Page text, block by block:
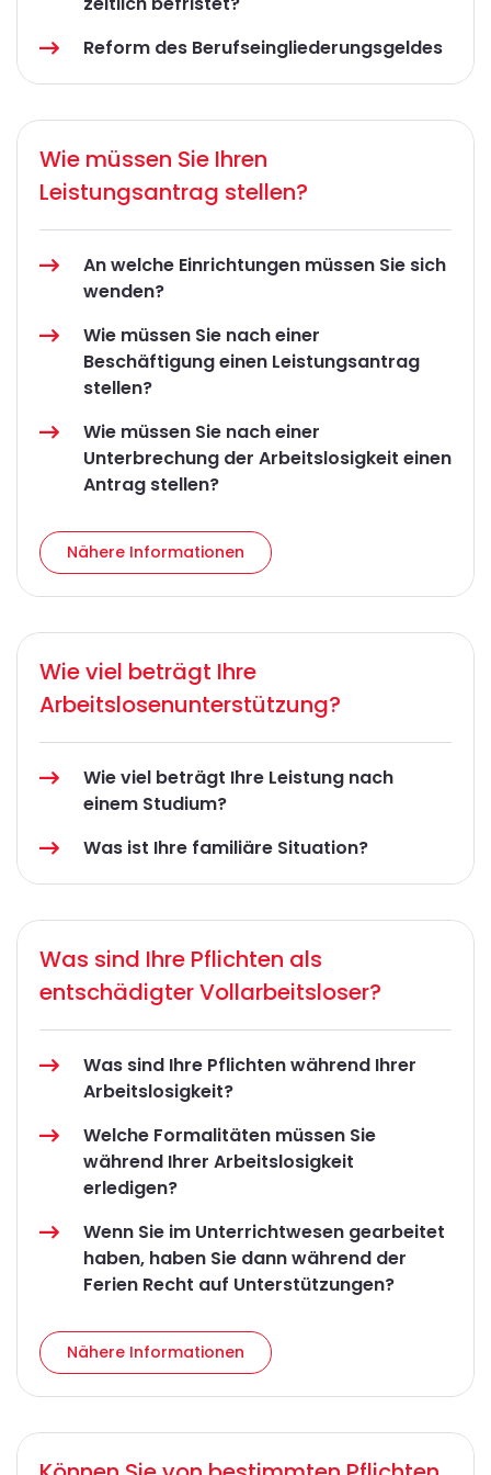
Reform des Berufseingliederungsgeldes
Wie müssen Sie Ihren
Leistungsantrag stellen?
An welche Einrichtungen müssen Sie sich
wenden?
Wie müssen Sie nach einer
Beschäftigung einen Leistungsantrag
stellen?
Wie müssen Sie nach einer
Unterbrechung der Arbeitslosigkeit einen
Antrag stellen?
Nähere Informationen
Wie viel beträgt Ihre
Arbeitslosenunterstützung?
Wie viel beträgt Ihre Leistung nach
einem Studium?
Was ist Ihre familiäre Situation?
Was sind Ihre Pflichten als
entschädigter Vollarbeitsloser?
Was sind Ihre Pflichten während Ihrer
Arbeitslosigkeit?
Welche Formalitäten müssen Sie
während Ihrer Arbeitslosigkeit
erledigen?
Wenn Sie im Unterrichtwesen gearbeitet
haben, haben Sie dann während der
Ferien Recht auf Unterstützungen?
Nähere Informationen